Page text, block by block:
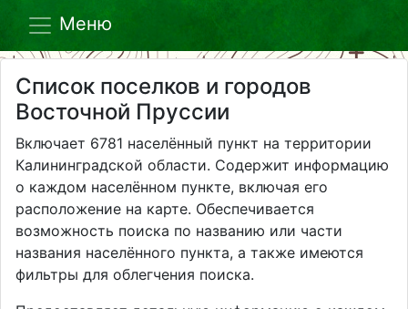
Меню
Список поселков и городов
Восточной Пруссии
Включает 6781 населённый пункт на территории
Калининградской области. Содержит информацию
о каждом населённом пункте, включая его
расположение на карте. Обеспечивается
возможность поиска по названию или части
названия населённого пункта, а также имеются
фильтры для облегчения поиска.